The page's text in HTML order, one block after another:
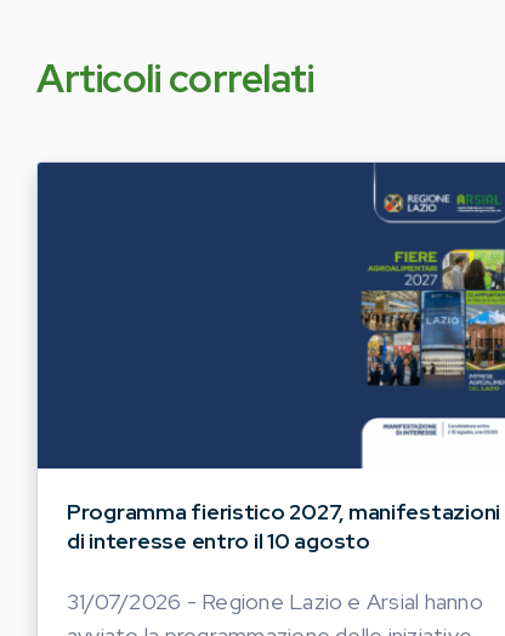
Articoli correlati
Programma fieristico 2027, manifestazioni
di interesse entro il 10 agosto
31/07/2026 - Regione Lazio e Arsial hanno